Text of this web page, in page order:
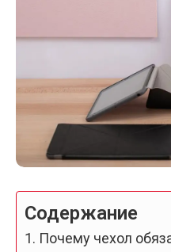
Содержание
Почему чехол